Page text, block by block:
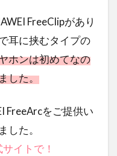
FreeClipがあり
耳に挟むタイプの
ホンは初めてなの
した。
FreeArcをご提供い
した。
イトで！